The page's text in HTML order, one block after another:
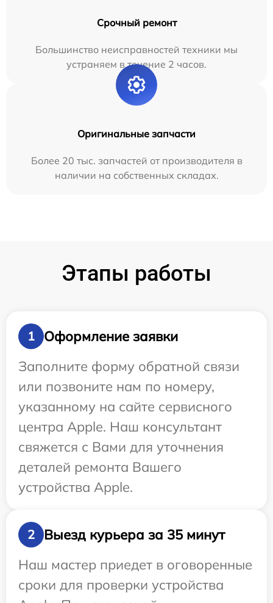
Срочный ремонт
Большинство неисправностей техники мы
устраняем в течение 2 часов.
Оригинальные запчасти
Более 20 тыс. запчастей от производителя в
наличии на собственных складах.
Этапы работы
1
Оформление заявки
Заполните форму обратной связи
или позвоните нам по номеру,
указанному на сайте сервисного
центра Apple. Наш консультант
свяжется с Вами для уточнения
деталей ремонта Вашего
устройства Apple.
2
Выезд курьера за 35 минут
Наш мастер приедет в оговоренные
сроки для проверки устройства